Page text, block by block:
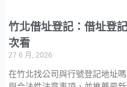
竹北借址登記：借址登
次看
27 6 月, 2026
在竹北找公司與行號登記地址